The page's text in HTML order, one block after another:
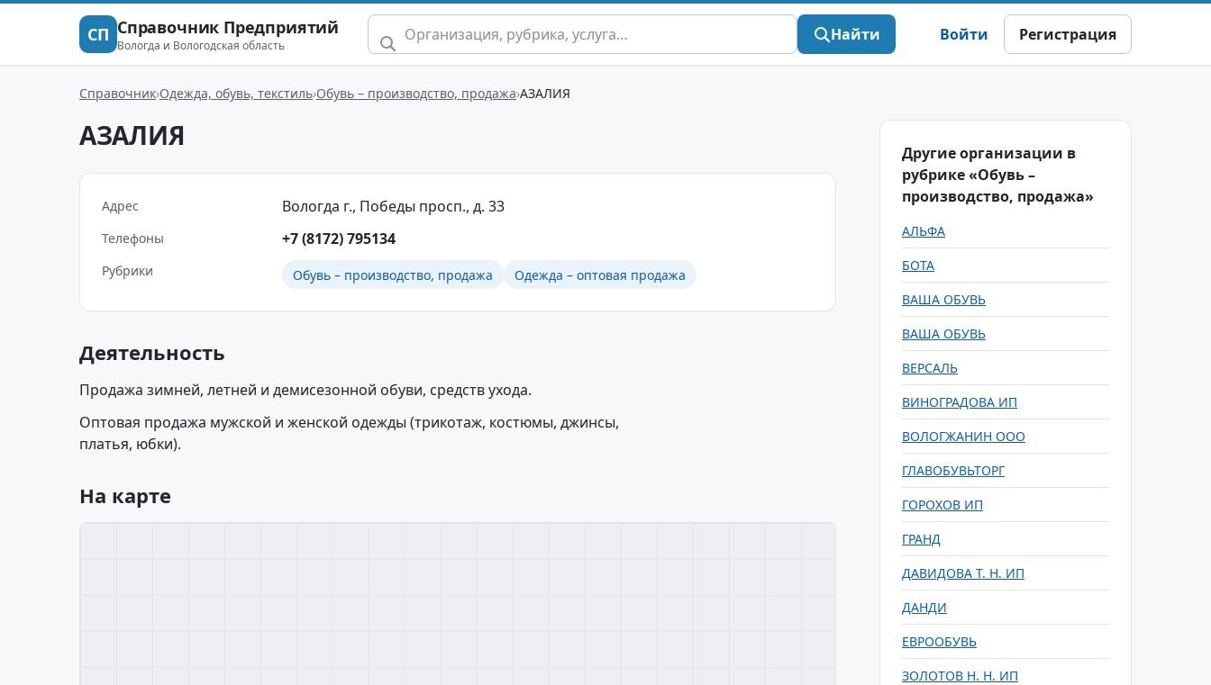
СП Справочник Предприятий
Вологда и Вологодская область
Найти Войти Регистрация
Справочник Одежда, обувь, текстиль Обувь – производство, продажа АЗАЛИЯ
АЗАЛИЯ
Адрес Вологда г., Победы просп., д. 33
Телефоны +7 (8172) 795134
Рубрики Обувь – производство, продажа Одежда – оптовая продажа
Деятельность
Продажа зимней, летней и демисезонной обуви, средств ухода.
Оптовая продажа мужской и женской одежды (трикотаж, костюмы, джинсы,
платья, юбки).
На карте
Другие организации в
рубрике «Обувь –
производство, продажа»
АЛЬФА
БОТА
ВАША ОБУВЬ
ВАША ОБУВЬ
ВЕРСАЛЬ
ВИНОГРАДОВА ИП
ВОЛОГЖАНИН ООО
ГЛАВОБУВЬТОРГ
ГОРОХОВ ИП
ГРАНД
ДАВИДОВА Т. Н. ИП
ДАНДИ
ЕВРООБУВЬ
ЗОЛОТОВ Н. Н. ИП